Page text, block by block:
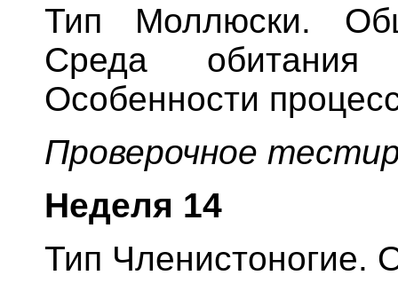
Тип Моллюски.
Среда
Особенности
Проверочное
Неделя 14
Тип Членистоногие.